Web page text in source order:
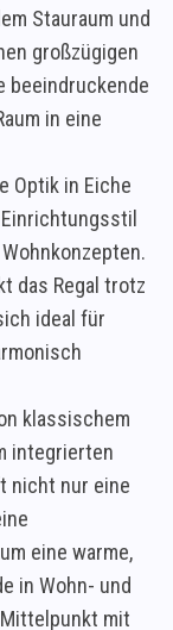
Stauraum und
großzügigen
beeindruckende
in eine
Optik in Eiche
das Regal trotz
ideal für
klassischem
integrierten
nicht nur eine
eine warme,
in Wohn- und
mit